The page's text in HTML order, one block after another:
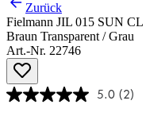
Zurück
Fielmann JIL 015 SUN CL
Braun Transparent / Grau
Art.-Nr. 22746
5.0 (2)